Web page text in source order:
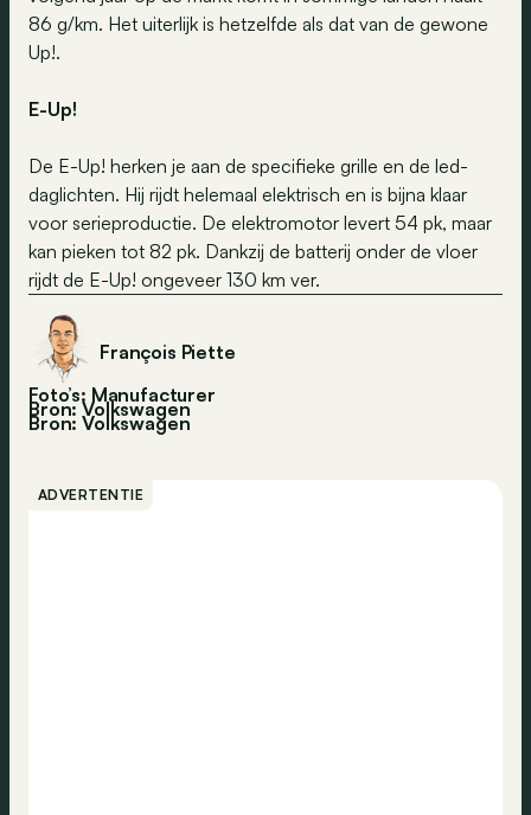
86 g/km. Het uiterlijk is hetzelfde als dat van de gewone
Up!.
E-Up!
De E-Up! herken je aan de specifieke grille en de led-
daglichten. Hij rijdt helemaal elektrisch en is bijna klaar
voor serieproductie. De elektromotor levert 54 pk, maar
kan pieken tot 82 pk. Dankzij de batterij onder de vloer
rijdt de E-Up! ongeveer 130 km ver.
François Piette
Foto’s: Manufacturer
Bron: Volkswagen
Bron:Volkswagen
ADVERTENTIE